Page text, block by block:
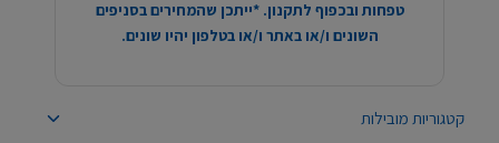
קטגוריות מובילות
טפחות ובכפוף לתקנון. *ייתכן שהמחירים בסניפים
השונים ו/או באתר ו/או בטלפון יהיו שונים.